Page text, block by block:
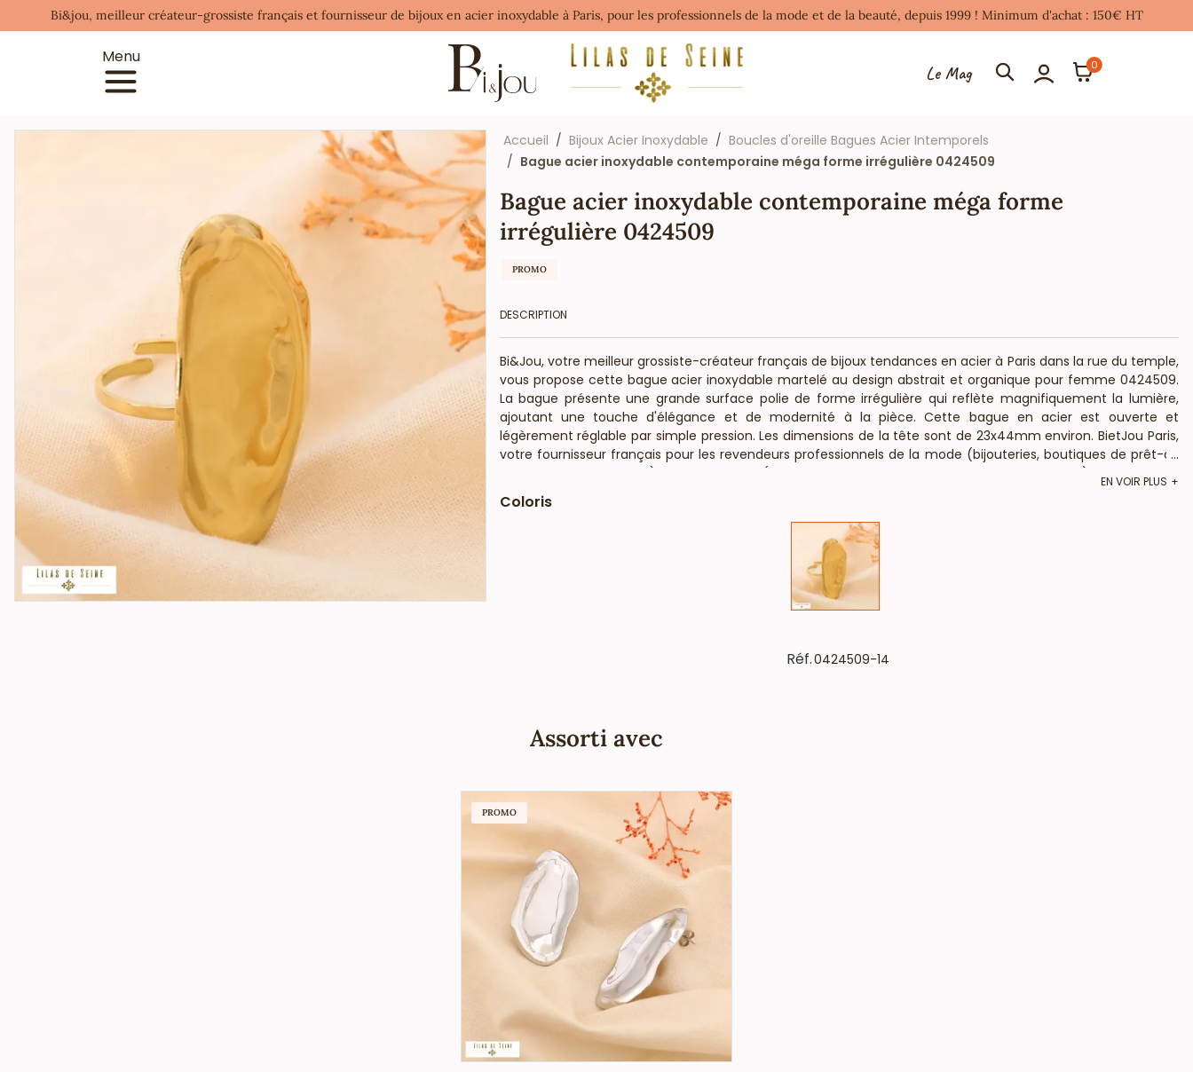
Bi&jou, meilleur créateur-grossiste français et fournisseur de bijoux en acier inoxydable à Paris, pour les professionnels de la mode et de la beauté, depuis 1999 ! Minimum d'achat : 150€ HT
Menu
Le Mag 0
Accueil Bijoux Acier Inoxydable
Boucles d'oreille Bagues Acier Intemporels
Bague acier inoxydable contemporaine méga forme irrégulière 0424509
Bague acier inoxydable contemporaine méga forme
irrégulière 0424509
PROMO
DESCRIPTION
Bi&Jou, votre meilleur grossiste-créateur français de bijoux tendances en acier à Paris dans la rue du temple,
vous propose cette bague acier inoxydable martelé au design abstrait et organique pour femme 0424509.
La bague présente une grande surface polie de forme irrégulière qui reflète magnifiquement la lumière,
ajoutant une touche d'élégance et de modernité à la pièce. Cette bague en acier est ouverte et
légèrement réglable par simple pression. Les dimensions de la tête sont de 23x44mm environ. BietJou Paris,
votre fournisseur français pour les revendeurs professionnels de la mode (bijouteries, boutiques de prêt-à-
porter, concept-stores, ) et de la beauté (salons de coiffure, instituts de beauté, ongleries,...), vous informe
que ce bijou acier ne contient pas de nickel, plomb ni cadmium et est anti-allergique (conformément aux
lois françaises et européennes). Votre vendeur en gros vous indique que les couleurs disponibles sont le doré
...
EN VOIR PLUS
Coloris
Réf.0424509-14
Assorti avec
PROMO